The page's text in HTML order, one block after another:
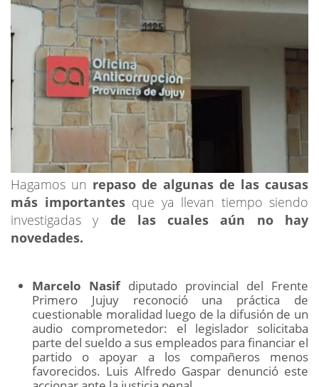
Hagamos un repaso de algunas de las causas
más importantes que ya llevan tiempo siendo
investigadas y de las cuales aún no hay
novedades.
Marcelo Nasifdiputado provincial del Frente
Primero Jujuy reconoció una práctica de
cuestionable moralidad luego de la difusión de un
audio comprometedor: el legislador solicitaba
parte del sueldo a sus empleados para financiar el
partido o apoyar a los compañeros menos
favorecidos. Luis Alfredo Gaspar denunció este